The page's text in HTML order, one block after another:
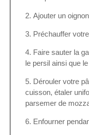
Ajouter un
Préchauffer
Faire sauter la
le persil ainsi que
Dérouler votre
cuisson, étaler
parsemer de
Enfourner